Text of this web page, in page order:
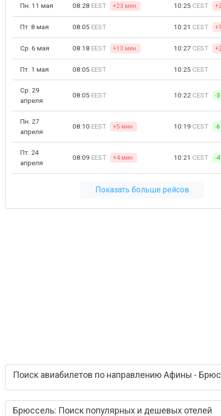
Пн. 11 мая 08:28 EEST +23 мин. 10:25 CEST
Пт. 8 мая 08:05 EEST 10:21 CEST
Ср. 6 мая 08:18 EEST +13 мин. 10:27 CEST
Пт. 1 мая 08:05 EEST 10:25 CEST
Ср. 29
апреля
08:05 EEST 10:22 CEST -
Пн. 27
апреля
08:10 EEST +5 мин. 10:19 CEST -
Пт. 24
апреля
08:09 EEST +4 мин. 10:21 CEST -
Показать больше рейсов
Поиск авиабилетов по направлению Афины -
Брюссель: Поиск популярных и дешевых отелей